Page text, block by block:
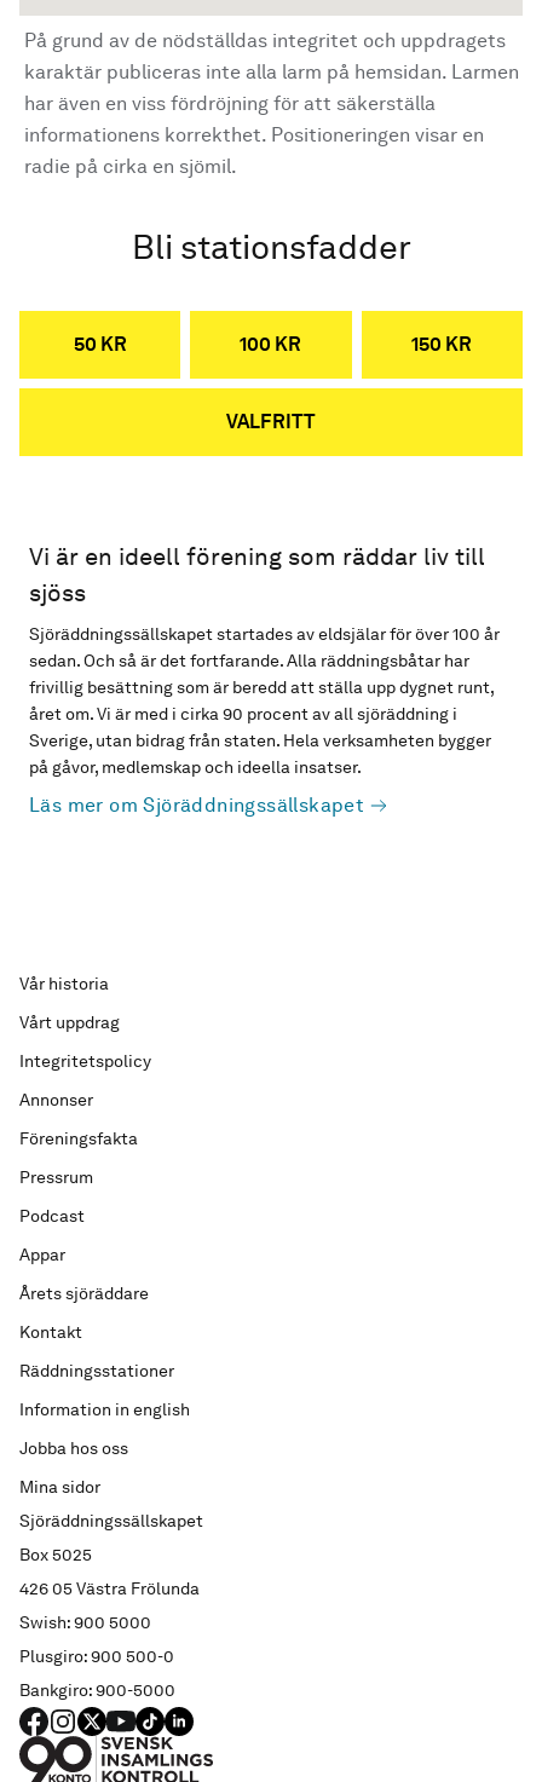
På grund av de nödställdas integritet och uppdragets
karaktär publiceras inte alla larm på hemsidan. Larmen
har även en viss fördröjning för att säkerställa
informationens korrekthet. Positioneringen visar en
radie på cirka en sjömil.
Bli stationsfadder
50 KR 100 KR 150 KR
VALFRITT
Vi är en ideell förening som räddar liv till
sjöss
Sjöräddningssällskapet startades av eldsjälar för över 100 år
sedan. Och så är det fortfarande. Alla räddningsbåtar har
frivillig besättning som är beredd att ställa upp dygnet runt,
året om. Vi är med i cirka 90 procent av all sjöräddning i
Sverige, utan bidrag från staten. Hela verksamheten bygger
på gåvor, medlemskap och ideella insatser.
Läs mer om Sjöräddningssällskapet
Sjöräddningssällskapet
Box 5025
426 05 Västra Frölunda
Swish: 900 5000
Plusgiro: 900 500-0
Bankgiro: 900-5000
Vår historia
Vårt uppdrag
Integritetspolicy
Annonser
Föreningsfakta
Pressrum
Podcast
Appar
Årets sjöräddare
Kontakt
Räddningsstationer
Information in english
Jobba hos oss
Mina sidor
FACEBOOK
Instagram
X YouTube
TIKTOKLINKED IN